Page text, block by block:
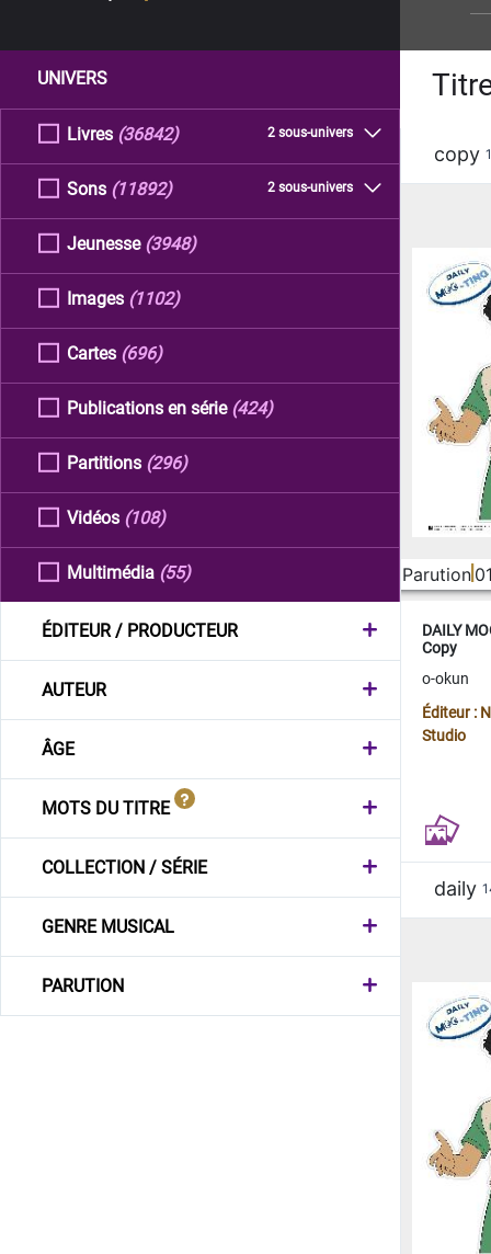
UNIVERS
Livres 2 sous-univers
(36842)
Sons 2 sous-univers
(11892)
Jeunesse (3948)
Images (1102)
Cartes (696)
Publications en série (424)
Partitions (296)
Vidéos (108)
Multimédia (55)
ÉDITEUR / PRODUCTEUR
AUTEUR
ÂGE
MOTS DU TITRE
COLLECTION / SÉRIE
GENRE MUSICAL
PARUTION
copy
Parution
DAILY
Copy
o-okun
Éditeur :
Studio
daily